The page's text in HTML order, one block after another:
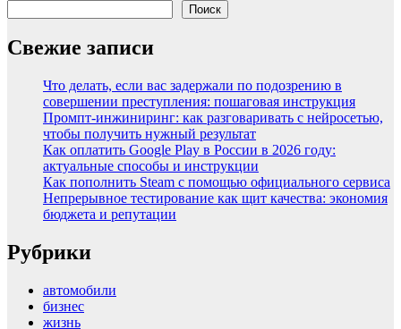
Поиск
Свежие записи
Что делать, если вас задержали по подозрению в
совершении преступления: пошаговая инструкция
Промпт-инжиниринг: как разговаривать с нейросетью,
чтобы получить нужный результат
Как оплатить Google Play в России в 2026 году:
актуальные способы и инструкции
Как пополнить Steam с помощью официального сервиса
Непрерывное тестирование как щит качества: экономия
бюджета и репутации
Рубрики
автомобили
бизнес
жизнь